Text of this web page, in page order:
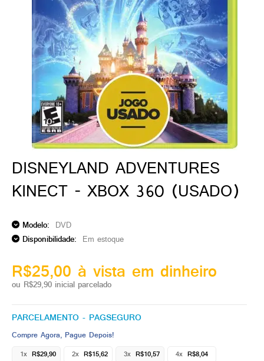
DISNEYLAND ADVENTURES
KINECT - XBOX 360 (USADO)
Modelo: DVD
Disponibilidade: Em estoque
R$25,00 à vista em dinheiro
ou R$29,90 inicial parcelado
PARCELAMENTO - PAGSEGURO
Compre Agora, Pague Depois!
1x R$29,90 2x R$15,62 3x R$10,57 4x R$8,04